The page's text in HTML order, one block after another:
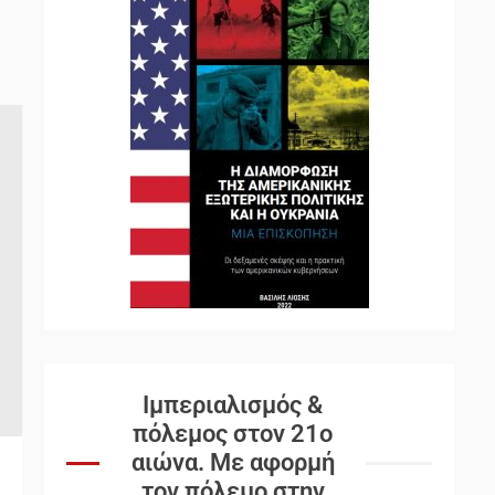
Ιμπεριαλισμός &
πόλεμος στον 21ο
αιώνα. Mε αφορμή